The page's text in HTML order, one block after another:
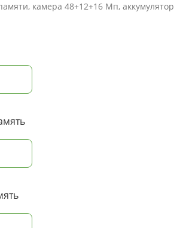
камера 48+12+16 Мп, аккумулятор